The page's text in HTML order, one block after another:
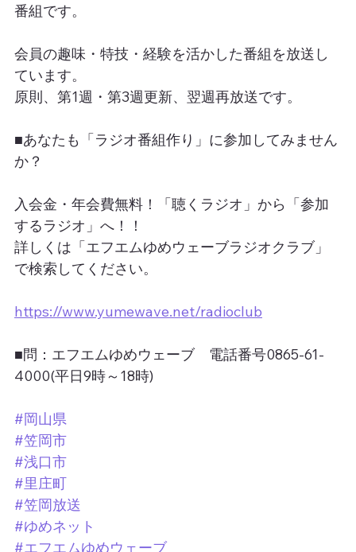
番組です。
会員の趣味・特技・経験を活かした番組を放送し
ています。
原則、第1週・第3週更新、翌週再放送です。
■あなたも「ラジオ番組作り」に参加してみません
か？
入会金・年会費無料！「聴くラジオ」から「参加
するラジオ」へ！！
詳しくは「エフエムゆめウェーブラジオクラブ」
で検索してください。
https://www.yumewave.net/radioclub
■問：エフエムゆめウェーブ　電話番号0865-61-
4000(平日9時～18時)
#岡山県
#笠岡市
#浅口市
#里庄町
#笠岡放送
#ゆめネット
#エフエムゆめウェーブ